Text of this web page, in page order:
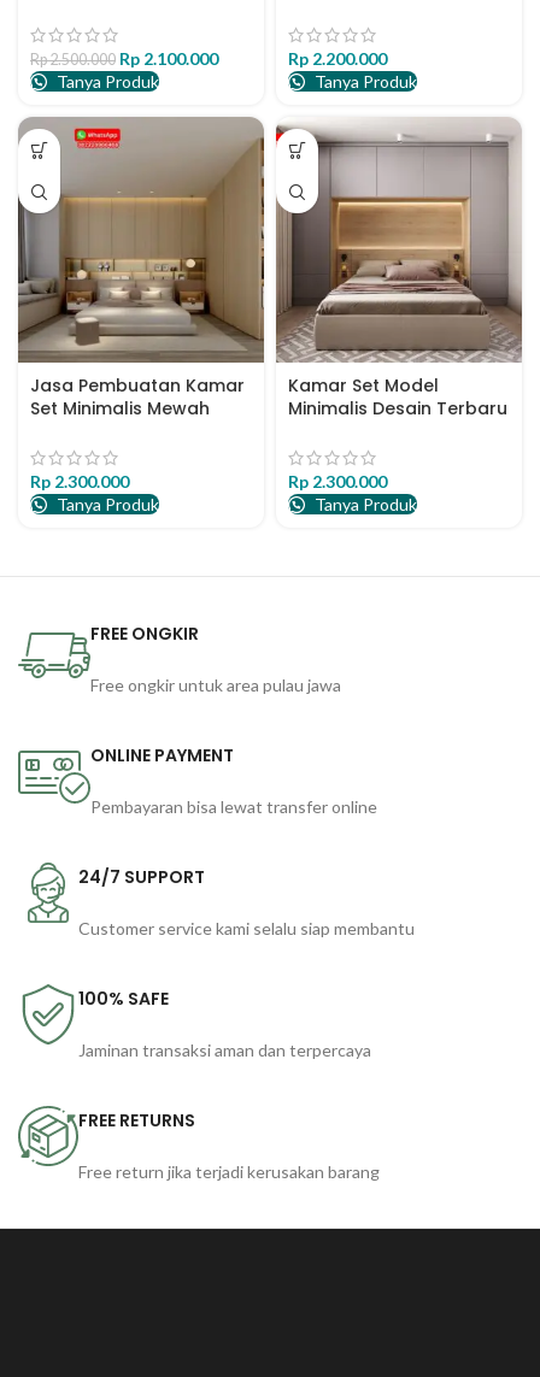
Rp2.500.000 Harga aslinya
adalah:
Rp 2.100.000Harga saat ini
Tanya Produk
Rp 2.200.000
Tanya Produk
Jasa Pembuatan Kamar
Set Minimalis Mewah
Rp 2.300.000
Tanya Produk
Kamar Set Model
Minimalis Desain Terbaru
Rp 2.300.000
Tanya Produk
FREE ONGKIR
Free ongkir untuk area pulau jawa
ONLINE PAYMENT
Pembayaran bisa lewat transfer online
24/7 SUPPORT
Customer service kami selalu siap membantu
100% SAFE
Jaminan transaksi aman dan terpercaya
FREE RETURNS
Free return jika terjadi kerusakan barang